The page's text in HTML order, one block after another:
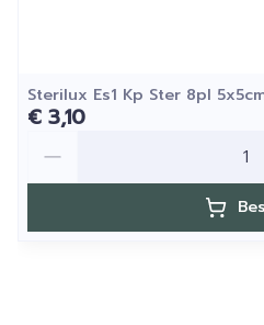
Sterilux Es1 Kp Ster 8pl
€ 3,10